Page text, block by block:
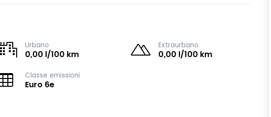
Urbano
0,00 l/100 km
Extraurbano
0,00 l/100 km
Classe emissioni
Euro 6e